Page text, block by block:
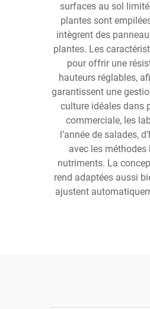
surfaces au sol
plantes sont
intègrent des
plantes. Les
pour offrir une
hauteurs réglables,
garantissent une
culture idéales dans
commerciale, les
l’année de salades,
avec les
nutriments. La
rend adaptées aussi
ajustent